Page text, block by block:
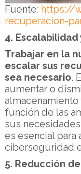
Fuente: https://
recuperacion-
4.
Trabajar en la
escalar sus
sea necesario.
aumentar o
función de las
sus
es esencial para
ciberseguridad
5. Reducción